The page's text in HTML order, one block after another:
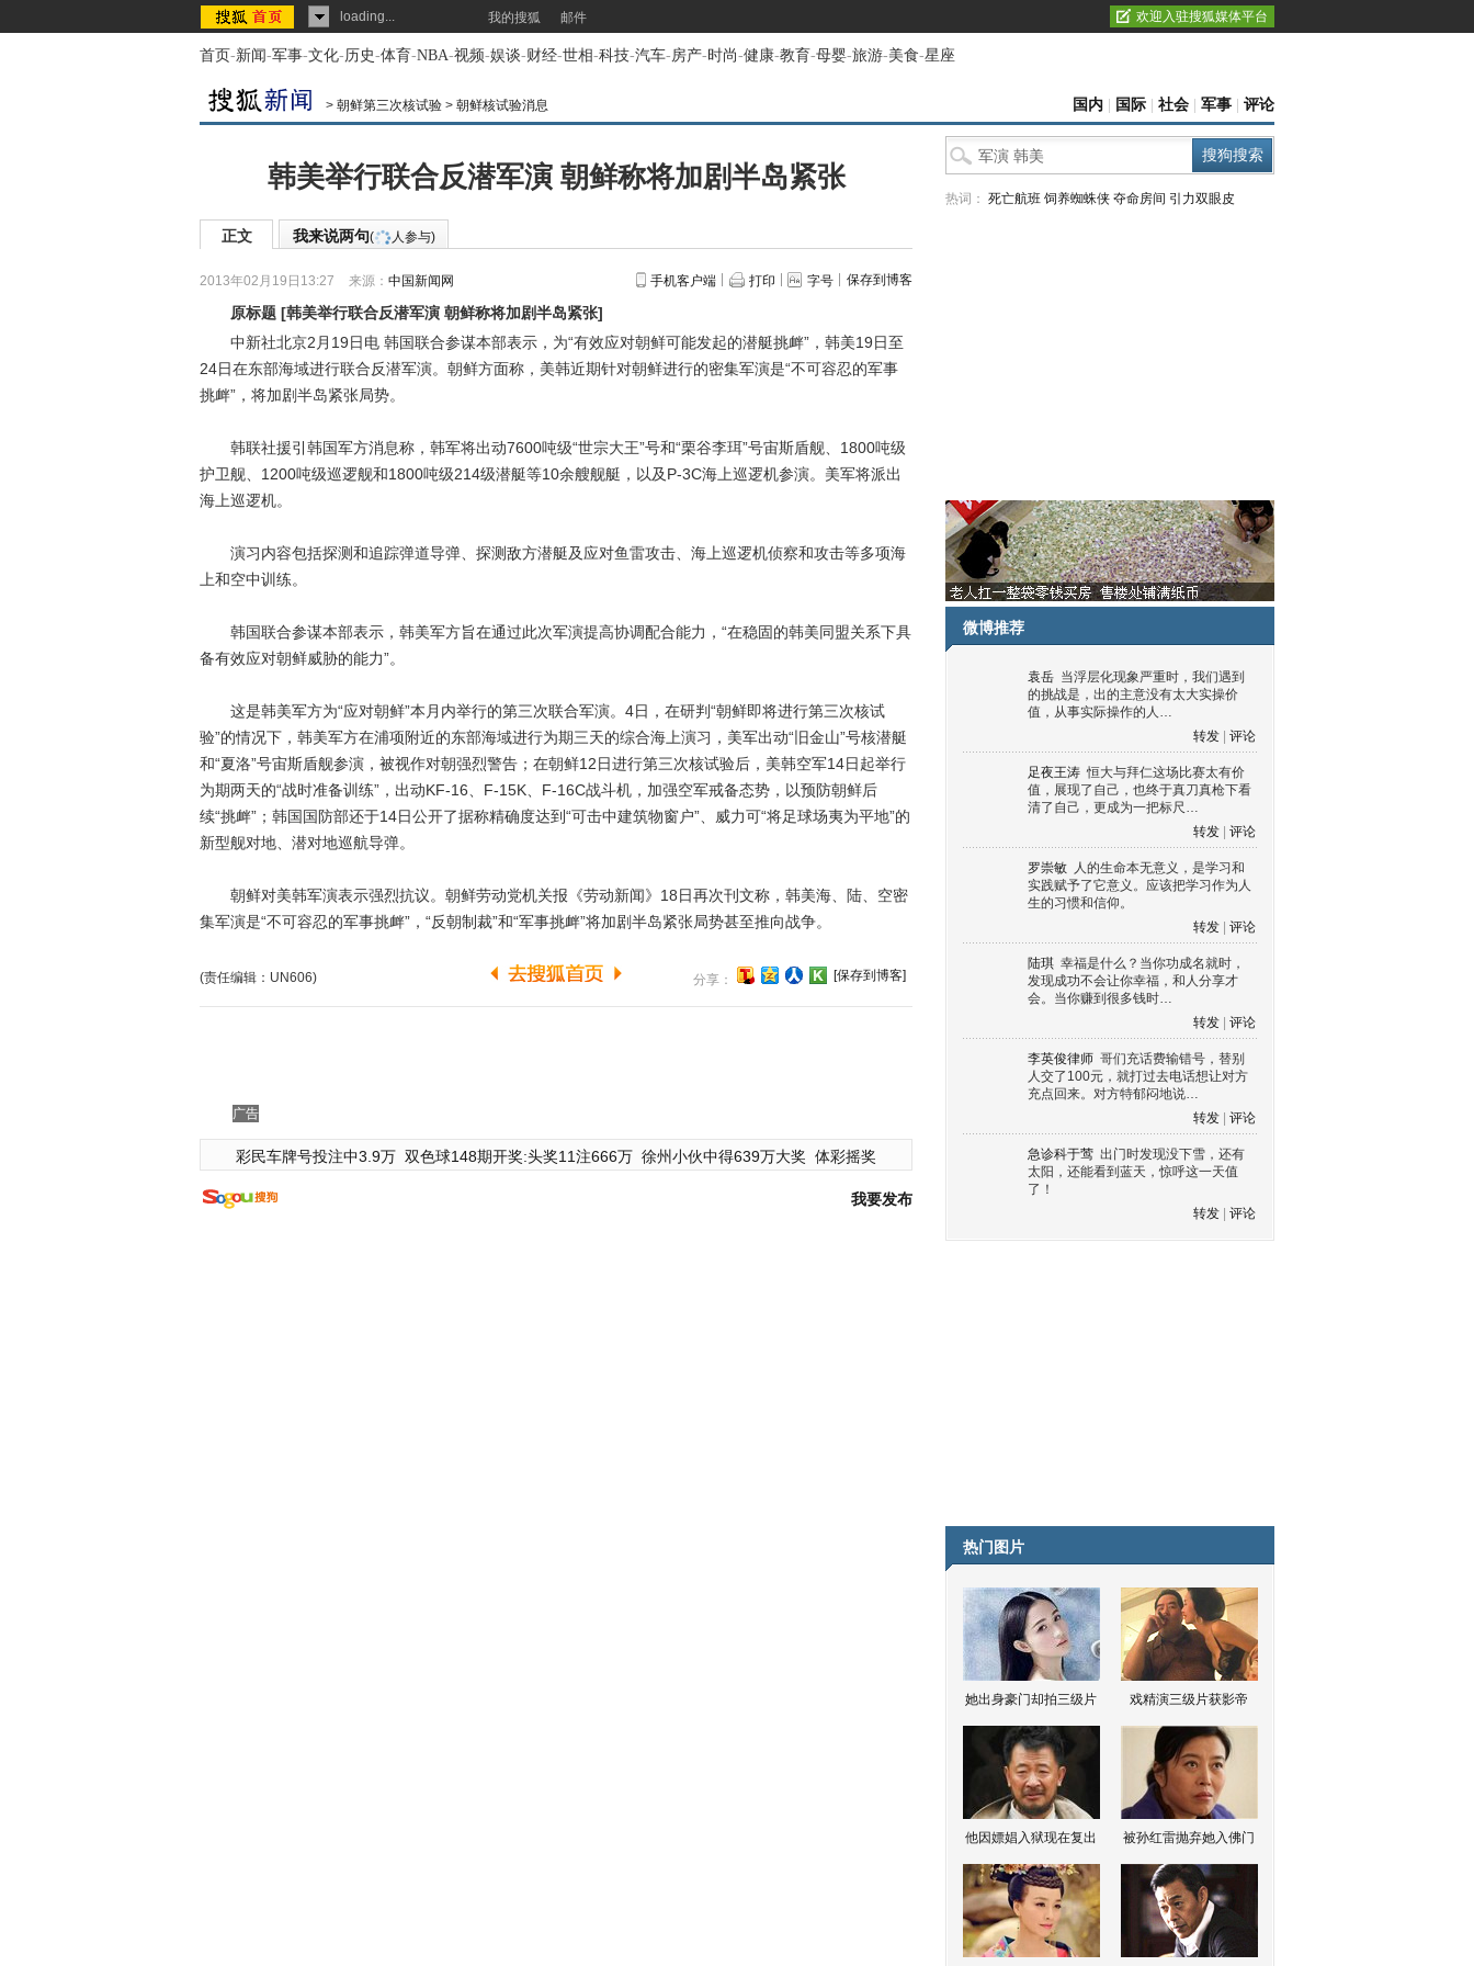
loading... 我的搜狐 邮件 欢迎入驻搜狐媒体平台
首页-新闻-军事-文化-历史-体育-NBA-视频-娱谈-财经-世相-科技-汽车-房产-时尚-健康-教育-母婴-旅游-美食-星座
> 朝鲜第三次核试验 > 朝鲜核试验消息 国内 国际 社会 军事 评论
韩美举行联合反潜军演 朝鲜称将加剧半岛紧张
正文 我来说两句( 人参与)
2013年02月19日13:27 来源： 中国新闻网 手机客户端 打印 字号 保存到博客
原标题 [韩美举行联合反潜军演 朝鲜称将加剧半岛紧张]
中新社北京2月19日电 韩国联合参谋本部表示，为“有效应对朝鲜可能发起的潜艇挑衅”，韩美19日至
24日在东部海域进行联合反潜军演。朝鲜方面称，美韩近期针对朝鲜进行的密集军演是“不可容忍的军事
挑衅”，将加剧半岛紧张局势。
韩联社援引韩国军方消息称，韩军将出动7600吨级“世宗大王”号和“栗谷李珥”号宙斯盾舰、1800吨级
护卫舰、1200吨级巡逻舰和1800吨级214级潜艇等10余艘舰艇，以及P-3C海上巡逻机参演。美军将派出
海上巡逻机。
演习内容包括探测和追踪弹道导弹、探测敌方潜艇及应对鱼雷攻击、海上巡逻机侦察和攻击等多项海
上和空中训练。
韩国联合参谋本部表示，韩美军方旨在通过此次军演提高协调配合能力，“在稳固的韩美同盟关系下具
备有效应对朝鲜威胁的能力”。
这是韩美军方为“应对朝鲜”本月内举行的第三次联合军演。4日，在研判“朝鲜即将进行第三次核试
验”的情况下，韩美军方在浦项附近的东部海域进行为期三天的综合海上演习，美军出动“旧金山”号核潜艇
和“夏洛”号宙斯盾舰参演，被视作对朝强烈警告；在朝鲜12日进行第三次核试验后，美韩空军14日起举行
为期两天的“战时准备训练”，出动KF-16、F-15K、F-16C战斗机，加强空军戒备态势，以预防朝鲜后
续“挑衅”；韩国国防部还于14日公开了据称精确度达到“可击中建筑物窗户”、威力可“将足球场夷为平地”的
新型舰对地、潜对地巡航导弹。
朝鲜对美韩军演表示强烈抗议。朝鲜劳动党机关报《劳动新闻》18日再次刊文称，韩美海、陆、空密
集军演是“不可容忍的军事挑衅”，“反朝制裁”和“军事挑衅”将加剧半岛紧张局势甚至推向战争。
(责任编辑：UN606) 分享： [保存到博客]
广告
彩民车牌号投注中3.9万 双色球148期开奖:头奖11注666万 徐州小伙中得639万大奖 体彩摇奖
我要发布
热词： 死亡航班 饲养蜘蛛侠 夺命房间 引力双眼皮
微博推荐
袁岳 当浮层化现象严重时，我们遇到
的挑战是，出的主意没有太大实操价
值，从事实际操作的人…
转发
评论
足夜王涛 恒大与拜仁这场比赛太有价
值，展现了自己，也终于真刀真枪下看
清了自己，更成为一把标尺…
转发
评论
罗崇敏 人的生命本无意义，是学习和
实践赋予了它意义。应该把学习作为人
生的习惯和信仰。
转发
评论
陆琪 幸福是什么？当你功成名就时，
发现成功不会让你幸福，和人分享才
会。当你赚到很多钱时…
转发
评论
李英俊律师 哥们充话费输错号，替别
人交了100元，就打过去电话想让对方
充点回来。对方特郁闷地说…
转发
评论
急诊科于莺 出门时发现没下雪，还有
太阳，还能看到蓝天，惊呼这一天值
了！
转发
评论
热门图片
她出身豪门却拍三级片 戏精演三级片获影帝
他因嫖娼入狱现在复出 被孙红雷抛弃她入佛门